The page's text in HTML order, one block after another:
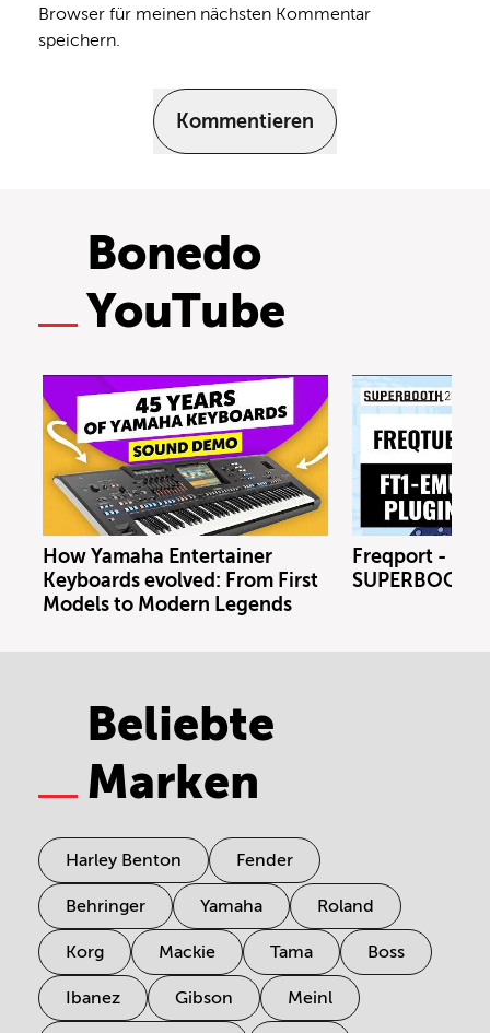
Browser für meinen nächsten Kommentar
speichern.
Kommentieren
Bonedo
YouTube
How Yamaha Entertainer
Keyboards evolved: From First
Models to Modern Legends
Freqport -
Beliebte
Marken
Harley Benton Fender
Behringer Yamaha Roland
Korg Mackie Tama Boss
Ibanez Gibson Meinl